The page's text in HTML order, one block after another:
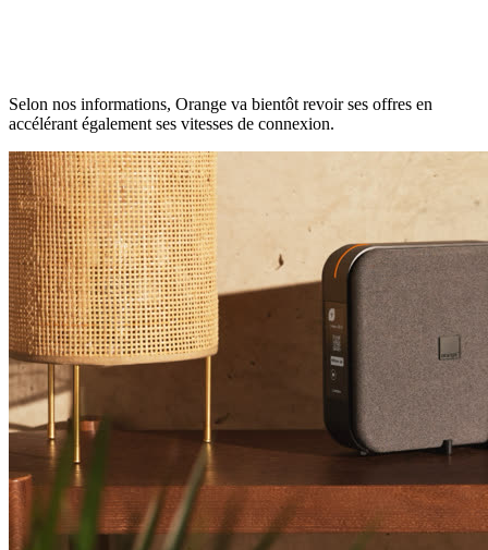
Selon nos informations, Orange va bientôt revoir ses offres en
accélérant également ses vitesses de connexion.